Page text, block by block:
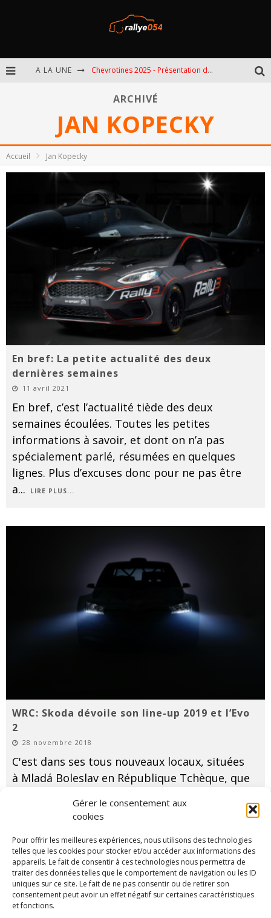
Gérer le consentement aux
cookies
Pour offrir les meilleures expériences, nous utilisons des technologies
telles que les cookies pour stocker et/ou accéder aux informations des
appareils. Le fait de consentir à ces technologies nous permettra de
traiter des données telles que le comportement de navigation ou les ID
uniques sur ce site. Le fait de ne pas consentir ou de retirer son
consentement peut avoir un effet négatif sur certaines caractéristiques
et fonctions.
A LA UNE Chevrotines 2025 - Présentation de l'épreuve
Omloop 2025 - Présentation de l'épreuve
Spa 2025 - Présentation de l'épreuve
ARCHIVÉ
JAN KOPECKY
Accueil Jan Kopecky
En bref: La petite actualité des deux
dernières semaines
11 avril 2021
En bref, c’est l’actualité tiède des deux
semaines écoulées. Toutes les petites
informations à savoir, et dont on n’a pas
spécialement parlé, résumées en quelques
lignes. Plus d’excuses donc pour ne pas être
a... LIRE PLUS...
WRC: Skoda dévoile son line-up 2019 et l’Evo
2
28 novembre 2018
C'est dans ses tous nouveaux locaux, situées
à Mladá Boleslav en République Tchèque, que
traditionnelle conférence de presse de fin de